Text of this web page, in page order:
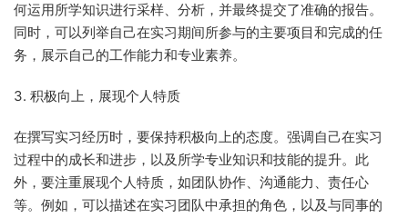
何运用所学知识进行采样、分析，并最终提交了准确的报告。
同时，可以列举自己在实习期间所参与的主要项目和完成的任
务，展示自己的工作能力和专业素养。
3. 积极向上，展现个人特质
在撰写实习经历时，要保持积极向上的态度。强调自己在实习
过程中的成长和进步，以及所学专业知识和技能的提升。此
外，要注重展现个人特质，如团队协作、沟通能力、责任心
等。例如，可以描述在实习团队中承担的角色，以及与同事的